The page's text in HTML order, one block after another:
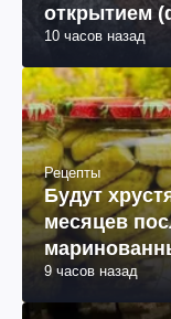
открытием
10 часов назад
Рецепты
Будут
месяцев
9 часов назад